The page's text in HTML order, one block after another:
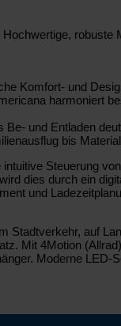
robuste
Komfort- und
harmoniert
und Entladen
bis
Steuerung
dies durch ein
und
auf
Mit 4Motion
Moderne